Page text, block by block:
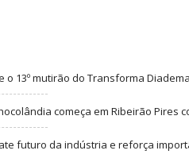
o 13º mutirão do Transforma
começa em Ribeirão Pires
futuro da indústria e reforça